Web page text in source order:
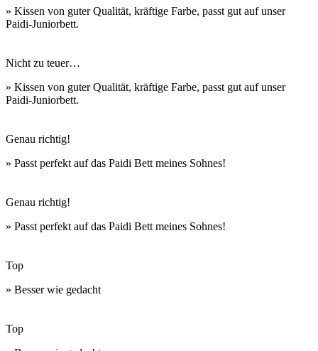
» Kissen von guter Qualität, kräftige Farbe, passt gut auf unser
Paidi-Juniorbett.
Nicht zu teuer…
» Kissen von guter Qualität, kräftige Farbe, passt gut auf unser
Paidi-Juniorbett.
Genau richtig!
» Passt perfekt auf das Paidi Bett meines Sohnes!
Genau richtig!
» Passt perfekt auf das Paidi Bett meines Sohnes!
Top
» Besser wie gedacht
Top